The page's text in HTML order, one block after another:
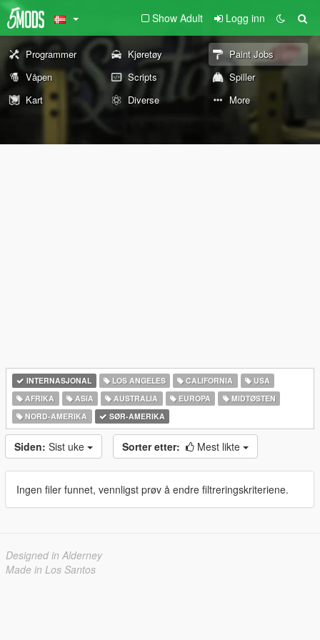
Show Adult Logg inn
Programmer Kjøretøy
Paint Jobs
Våpen
Scripts
Spiller
Kart
Diverse More
INTERNASJONAL LOS ANGELES CALIFORNIA
USA
AFRIKA
ASIA AUSTRALIA EUROPA
MIDTØSTEN
NORD-AMERIKA‎
SØR-AMERIKA‎
Siden: Sist uke Sorter etter: Mest likte
Ingen filer funnet, vennligst prøv å endre filtreringskriteriene.
Designed in Alderney
Made in Los Santos